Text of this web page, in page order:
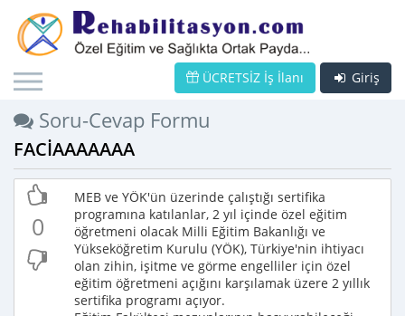
Giriş
ÜCRETSİZ İş İlanı
Soru-Cevap Formu
FACİAAAAAAA
0
MEB ve YÖK'ün üzerinde çalıştığı sertifika
programına katılanlar, 2 yıl içinde özel eğitim
öğretmeni olacak Milli Eğitim Bakanlığı ve
Yükseköğretim Kurulu (YÖK), Türkiye'nin ihtiyacı
olan zihin, işitme ve görme engelliler için özel
eğitim öğretmeni açığını karşılamak üzere 2 yıllık
sertifika programı açıyor.